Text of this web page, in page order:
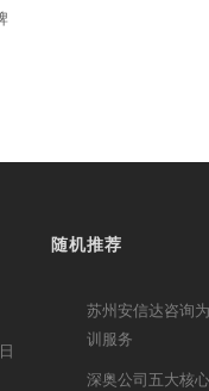
随机推荐
苏州安信达咨询
训服务
深奥公司五大核